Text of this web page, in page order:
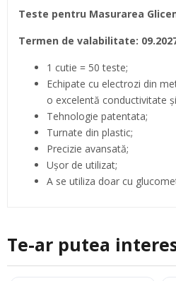
Teste pentru Masurarea
Termen de valabilitate:
1 cutie = 50 teste;
Echipate cu electrozi din
o excelentă conductivitate
Tehnologie patentata;
Turnate din plastic;
Precizie avansată;
Uşor de utilizat;
A se utiliza doar cu
Te-ar putea